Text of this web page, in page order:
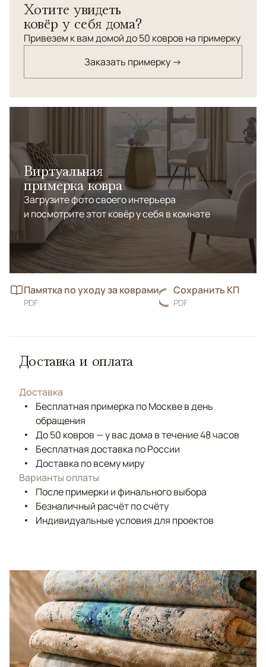
Хотите увидеть
ковёр у себя дома?
Привезем к вам домой до 50 ковров на примерку
Заказать примерку →
Виртуальная
примерка ковра
Загрузите фото своего интерьера
и посмотрите этот ковёр у себя в комнате
Памятка по уходу за коврами
PDF
Сохранить КП
PDF
Доставка и оплата
Доставка
Бесплатная примерка по Москве в день
обращения
До 50 ковров — у вас дома в течение 48 часов
Бесплатная доставка по России
Доставка по всему миру
Варианты оплаты
После примерки и финального выбора
Безналичный расчёт по счёту
Индивидуальные условия для проектов